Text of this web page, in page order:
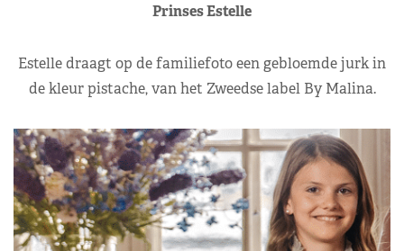
Prinses Estelle
Estelle draagt op de familiefoto een gebloemde jurk in
de kleur pistache, van het Zweedse label By Malina.